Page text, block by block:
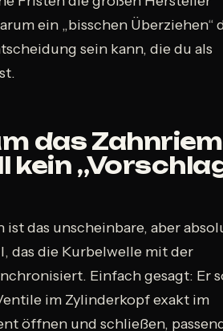
ein „bisschen Überziehen“
sein kann, die du als
das
kein
ist das unscheinbare, aber
das die Kurbelwelle mit der
Einfach gesagt: Er
im Zylinderkopf exakt im
öffnen und schließen,